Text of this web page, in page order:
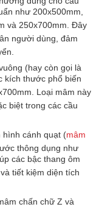
như 200x500mm,
và 250x700mm. Đây
người dùng, đảm
(hay còn gọi là
kích thước phổ biến
Loại mâm này
biệt trong các cầu
hình cánh quạt (mâm
thông dụng như
các bậc thang ôm
tiết kiệm diện tích
chấn chữ Z và